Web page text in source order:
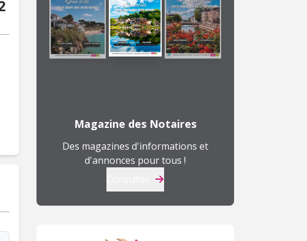
Magazine des Notaires
Des magazines d'informations et
d'annonces pour tous !